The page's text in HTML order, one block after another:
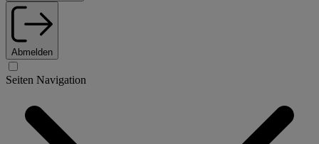
Abmelden
Seiten Navigation